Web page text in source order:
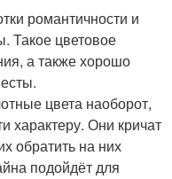
романтичности и
Такое цветовое
а также хорошо
цвета наоборот,
характеру. Они кричат
обратить на них
подойдёт для